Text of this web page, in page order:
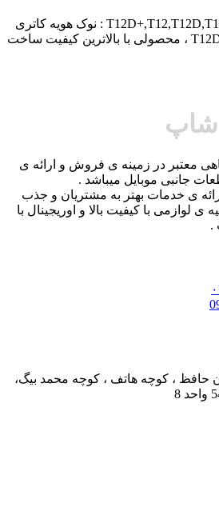
نوک هویه کاتری اصلی T12D+,T12,T12D,T12X : نوک هویه کاتری
اصلی T12D+,T12,T12D,T12X ، محصولی با بالاترین کیفیت ساخت
شاپ
معتبر در زمینه ی فروش و ارائه ی
جانبی موبایل میباشد .
ی خدمات بهتر به مشتریان و جذب
ی لوازمی با کیفیت بالا و اوریجینال با
.
حافظ ، کوچه هاتف ، کوچه محمد بیگ،